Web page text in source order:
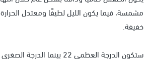
مشمسة، فيما يكون الليل لطيفًا ومعتدل
خفيفة.
ستكون الدرجة العظمى 22 بينما الدرجة الصغرى 16.